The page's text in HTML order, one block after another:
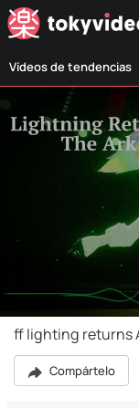
Vídeos de tendencias
ff lighting returns
Compártelo